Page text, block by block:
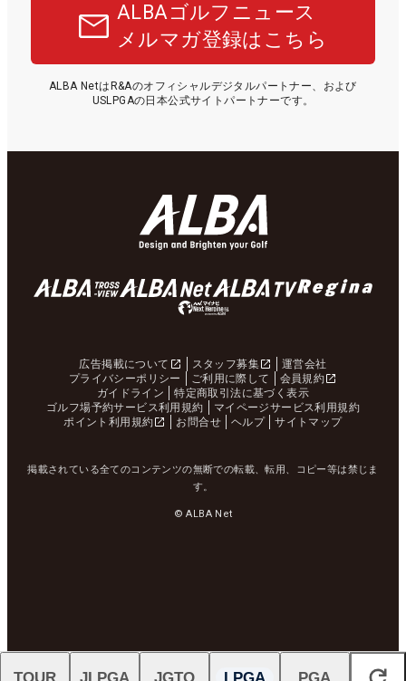
ALBAゴルフニュース
メルマガ登録はこちら
ALBA NetはR&Aのオフィシャルデジタルパートナー、および
USLPGAの日本公式サイトパートナーです。
広告掲載について スタッフ募集
運営会社
プライバシーポリシー
ご利用に際して
会員規約
ガイドライン
特定商取引法に基づく表示
ゴルフ場予約サービス利用規約
マイページサービス利用規約
ポイント利用規約
お問合せ ヘルプ サイトマップ
掲載されている全てのコンテンツの無断での転載、転用、コピー等は禁じま
す。
© ALBA Net
TOUR JLPGA JGTO LPGA PGA